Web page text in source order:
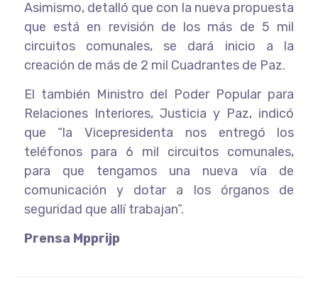
Asimismo, detalló que con la nueva propuesta
que está en revisión de los más de 5 mil
circuitos comunales, se dará inicio a la
creación de más de 2 mil Cuadrantes de Paz.
El también Ministro del Poder Popular para
Relaciones Interiores, Justicia y Paz, indicó
que “la Vicepresidenta nos entregó los
teléfonos para 6 mil circuitos comunales,
para que tengamos una nueva vía de
comunicación y dotar a los órganos de
seguridad que allí trabajan”.
Prensa Mpprijp